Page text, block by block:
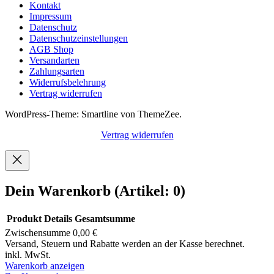
Kontakt
Impressum
Datenschutz
Datenschutzeinstellungen
AGB Shop
Versandarten
Zahlungsarten
Widerrufsbelehrung
Vertrag widerrufen
WordPress-Theme: Smartline von ThemeZee.
Vertrag widerrufen
Dein Warenkorb (Artikel: 0)
Produkte
im
Produkt Details Gesamtsumme
Zwischensumme 0,00 €
Versand, Steuern und Rabatte werden an der Kasse berechnet.
inkl. MwSt.
Warenkorb anzeigen